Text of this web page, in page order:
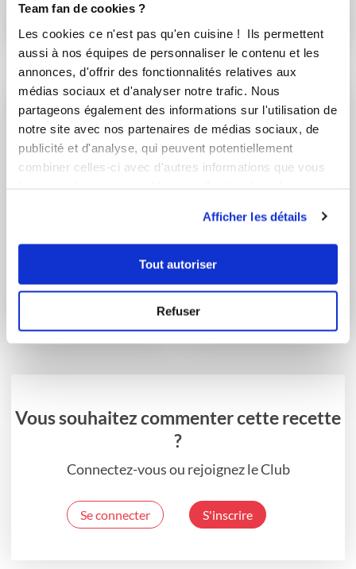
Team fan de cookies ?
Les cookies ce n'est pas qu'en cuisine ! Ils permettent
aussi à nos équipes de personnaliser le contenu et les
annonces, d'offrir des fonctionnalités relatives aux
médias sociaux et d'analyser notre trafic. Nous
partageons également des informations sur l'utilisation de
notre site avec nos partenaires de médias sociaux, de
publicité et d'analyse, qui peuvent potentiellement
combiner celles-ci avec d'autres informations que vous
Afficher les détails
Tout autoriser
Refuser
Terrines de saumon,
crevettes et noix...
sans lactose
Terrine de saumon et
Ch'ti velouté
Vous souhaitez commenter cette recette
?
Connectez-vous ou rejoignez le Club
Se connecter S'inscrire